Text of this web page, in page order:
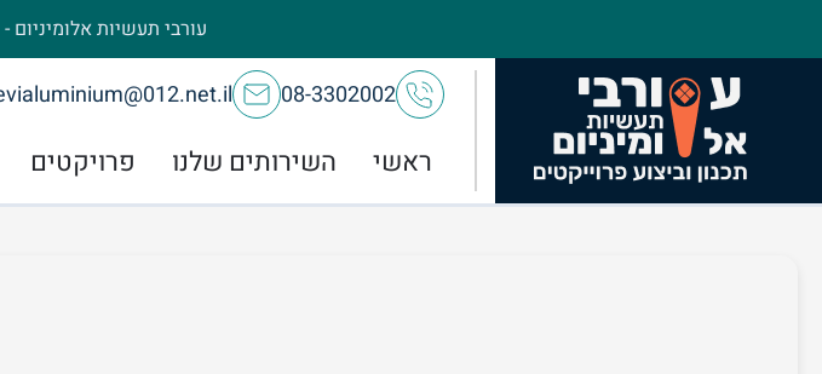
עורבי תעשיות אלומיניום
08-3302002
ראשי השירותים שלנו פרויקטים